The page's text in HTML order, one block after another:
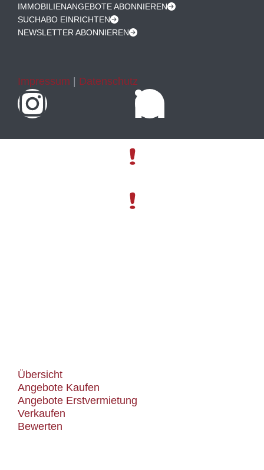
IMMOBILIENANGEBOTE ABONNIEREN
SUCHABO EINRICHTEN
NEWSLETTER ABONNIEREN
Impressum | Datenschutz
Übersicht
Angebote Kaufen
Angebote Erstvermietung
Verkaufen
Bewerten